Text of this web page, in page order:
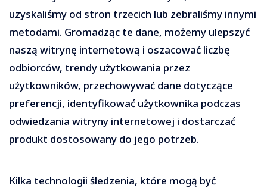
uzyskaliśmy od stron trzecich lub zebraliśmy innymi
metodami. Gromadząc te dane, możemy ulepszyć
naszą witrynę internetową i oszacować liczbę
odbiorców, trendy użytkowania przez
użytkowników, przechowywać dane dotyczące
preferencji, identyfikować użytkownika podczas
odwiedzania witryny internetowej i dostarczać
produkt dostosowany do jego potrzeb.
Kilka technologii śledzenia, które mogą być